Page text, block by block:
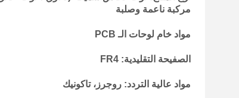
مركبة ناعمة وصلبة
مواد خام لوحات الـ PCB
الصفيحة التقليدية: FR4
مواد عالية التردد: روجرز، تاكونيك